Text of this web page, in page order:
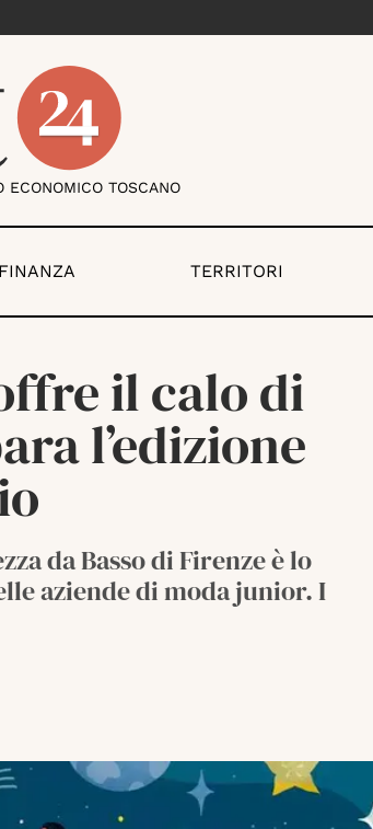
ECONOMICO TOSCANO
FINANZA TERRITORI
il calo di
l’edizione
da Basso di Firenze è lo
aziende di moda junior. I